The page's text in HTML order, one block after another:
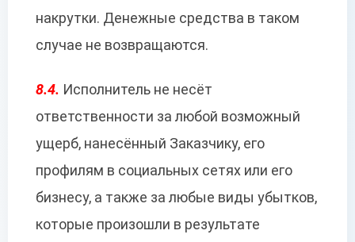
накрутки. Денежные средства в таком
случае не возвращаются.
8.4. Исполнитель не несёт
ответственности за любой возможный
ущерб, нанесённый Заказчику, его
профилям в социальных сетях или его
бизнесу, а также за любые виды убытков,
которые произошли в результате